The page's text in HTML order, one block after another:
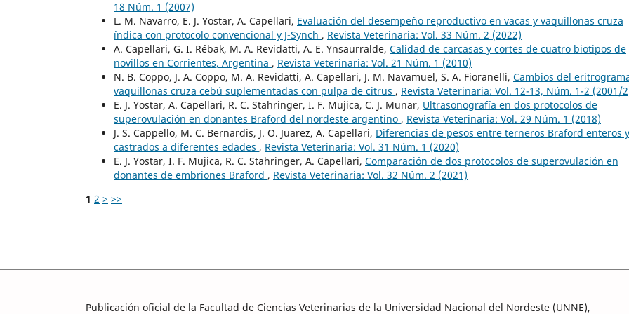
18 Núm. 1 (2007)
L. M. Navarro, E. J. Yostar, A. Capellari, Evaluación del desempeño reproductivo en vacas y vaquillonas cruza
índica con protocolo convencional y J-Synch , Revista Veterinaria: Vol. 33 Núm. 2 (2022)
A. Capellari, G. I. Rébak, M. A. Revidatti, A. E. Ynsaurralde, Calidad de carcasas y cortes de cuatro biotipos de
novillos en Corrientes, Argentina , Revista Veterinaria: Vol. 21 Núm. 1 (2010)
N. B. Coppo, J. A. Coppo, M. A. Revidatti, A. Capellari, J. M. Navamuel, S. A. Fioranelli, Cambios del
vaquillonas cruza cebú suplementadas con pulpa de citrus , Revista Veterinaria: Vol. 12-13, Núm. 1-2 (2001/
E. J. Yostar, A. Capellari, R. C. Stahringer, I. F. Mujica, C. J. Munar, Ultrasonografía en dos protocolos de
superovulación en donantes Braford del nordeste argentino , Revista Veterinaria: Vol. 29 Núm. 1 (2018)
J. S. Cappello, M. C. Bernardis, J. O. Juarez, A. Capellari, Diferencias de pesos entre terneros Braford enteros y
castrados a diferentes edades , Revista Veterinaria: Vol. 31 Núm. 1 (2020)
E. J. Yostar, I. F. Mujica, R. C. Stahringer, A. Capellari, Comparación de dos protocolos de superovulación en
donantes de embriones Braford , Revista Veterinaria: Vol. 32 Núm. 2 (2021)
1 2 > >>
Publicación oficial de la Facultad de Ciencias Veterinarias de la Universidad Nacional del Nordeste (UNNE),